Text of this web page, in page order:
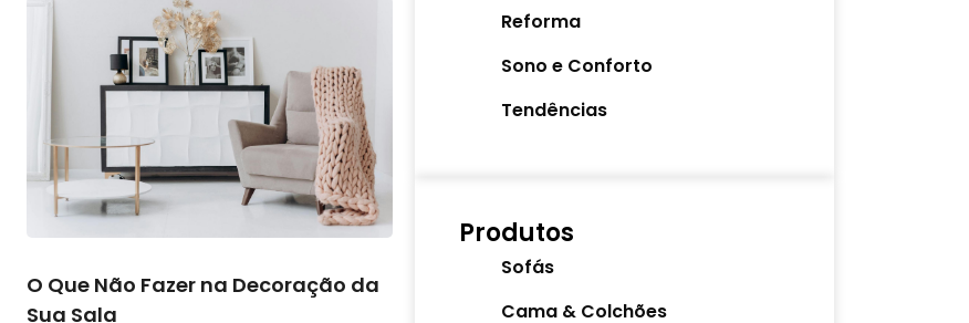
O Que Não Fazer na Decoração da
Sua Sala
Reforma
Sono e Conforto
Tendências
Produtos
Sofás
Cama & Colchões